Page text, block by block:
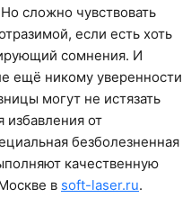
сложно чувствовать
если есть хоть
сомнения. И
ещё никому уверенности
могут не истязать
от
безболезненная
качественную
в soft-laser.ru.